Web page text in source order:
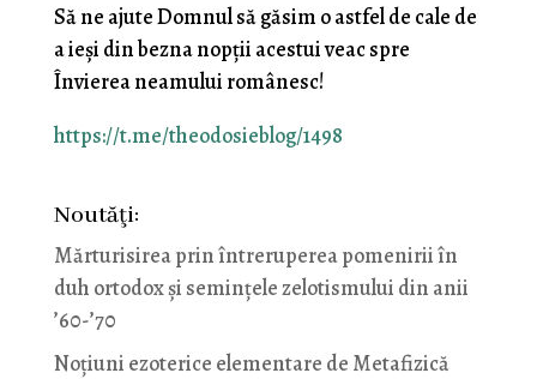
Să ne ajute Domnul să găsim o astfel de cale de
a ieşi din bezna nopţii acestui veac spre
Învierea neamului românesc!
https://t.me/theodosieblog/1498
Noutăţi:
Mărturisirea prin întreruperea pomenirii în
duh ortodox și semințele zelotismului din anii
’60-’70
Noţiuni ezoterice elementare de Metafizică